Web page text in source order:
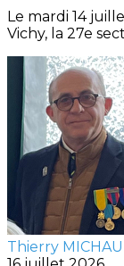
Le mardi 14
Vichy, la 27e
Thierry